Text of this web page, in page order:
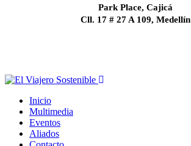
Park Place, Cajicá
Cll. 17 # 27 A 109, Medellín
Inicio
Multimedia
Eventos
Aliados